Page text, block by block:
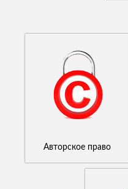
Авторское право